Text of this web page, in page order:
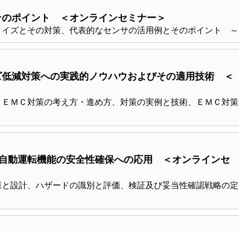
ポイント ＜オンラインセミナー＞
ズとその対策、代表的なセンサの活用例とそのポイント ～
減対策への実践的ノウハウおよびその適用技術 ＜
ＭＣ対策の考え方・進め方、対策の実例と技術、ＥＭＣ対策
動運転機能の安全性確保への応用 ＜オンラインセ
設計、ハザードの識別と評価、検証及び妥当性確認戦略の定